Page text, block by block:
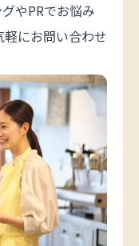
やPRでお悩み
にお問い合わせ